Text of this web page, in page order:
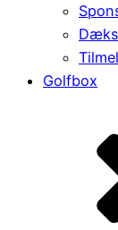
Golfbox